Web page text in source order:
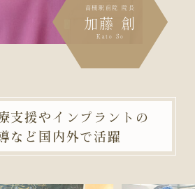
高槻駅前院 院長
加藤 創
Kato So
支援やインプラントの
など 国内外で活躍